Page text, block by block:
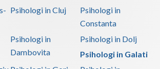
Psihologi in Cluj
Psihologi in
Constanta
Psihologi in
Dambovita
Psihologi in Dolj
Psihologi in Galati